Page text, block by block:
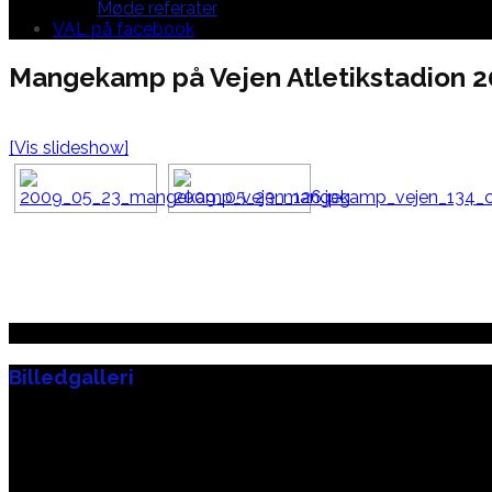
Møde referater
VAL på facebook
Mangekamp på Vejen Atletikstadion
[Vis slideshow]
Billedgalleri